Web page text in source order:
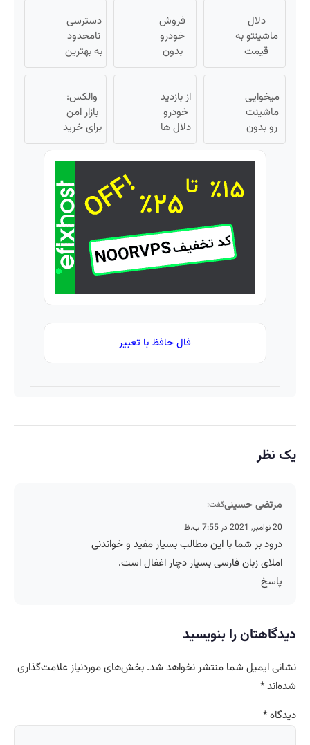
کمسیون
😍
آسان و
راحت
بفروش!
بدون
پاسخ
به یک
دلال
ماشینتو به
قیمت
نمیخره! بیا
قیمت
بفروش*فقط
خریدار
واقعی*
فروش
خودرو
بدون
کمیسیون
دسترسی
نامحدود
به بهترین
آموزش‌ها
کنکور
میخوایی
ماشینت
رو بدون
دردسر
بفروشی؟
کمیسیون
از بازدید
خودرو
دلال ها
خسته
شدی؟
ماشینت
رو اینجا
والکس:
بازار امن
برای خرید
و فروش
دارایی‌های
فال حافظ با تعبیر
یک نظر
مرتضی حسینیگفت:
20 نوامبر, 2021 در 7:55 ب.ظ
درود بر شما با این مطالب بسیار مفید و خواندنی
املای زبان فارسی بسیار دچار اغفال است.
پاسخ
دیدگاهتان را بنویسید
نشانی ایمیل شما منتشر نخواهد شد. بخش‌های موردنیاز علامت‌گذاری
شده‌اند*
دیدگاه*